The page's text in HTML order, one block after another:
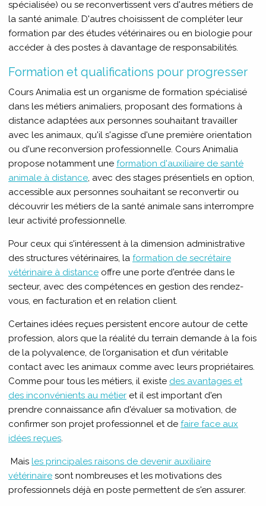
spécialisée) ou se reconvertissent vers d'autres métiers de
la santé animale. D'autres choisissent de compléter leur
formation par des études vétérinaires ou en biologie pour
accéder à des postes à davantage de responsabilités.
Formation et qualifications pour progresser
Cours Animalia est un organisme de formation spécialisé
dans les métiers animaliers, proposant des formations à
distance adaptées aux personnes souhaitant travailler
avec les animaux, qu'il s'agisse d'une première orientation
ou d'une reconversion professionnelle. Cours Animalia
propose notamment une formation d'auxiliaire de santé
animale à distance, avec des stages présentiels en option,
accessible aux personnes souhaitant se reconvertir ou
découvrir les métiers de la santé animale sans interrompre
leur activité professionnelle.
Pour ceux qui s'intéressent à la dimension administrative
des structures vétérinaires, la formation de secrétaire
vétérinaire à distance offre une porte d'entrée dans le
secteur, avec des compétences en gestion des rendez-
vous, en facturation et en relation client.
Certaines idées reçues persistent encore autour de cette
profession, alors que la réalité du terrain demande à la fois
de la polyvalence, de l’organisation et d’un véritable
contact avec les animaux comme avec leurs propriétaires.
Comme pour tous les métiers, il existe des avantages et
des inconvénients au métier et il est important d'en
prendre connaissance afin d'évaluer sa motivation, de
confirmer son projet professionnel et de faire face aux
idées reçues.
Mais les principales raisons de devenir auxiliaire
vétérinaire sont nombreuses et les motivations des
professionnels déjà en poste permettent de s'en assurer.